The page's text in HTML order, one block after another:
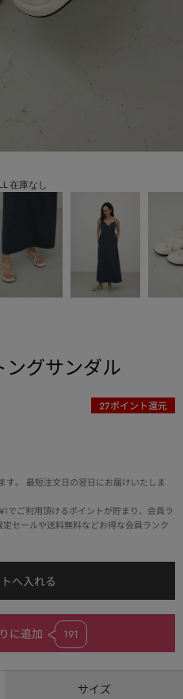
在庫なし
グサンダル
27ポイント還元
す。 最短注文日の翌日にお届けいたしま
でご利用頂けるポイントが貯まり、会員ラ
セールや送料無料などお得な会員ランク
に追加 191
サイズ